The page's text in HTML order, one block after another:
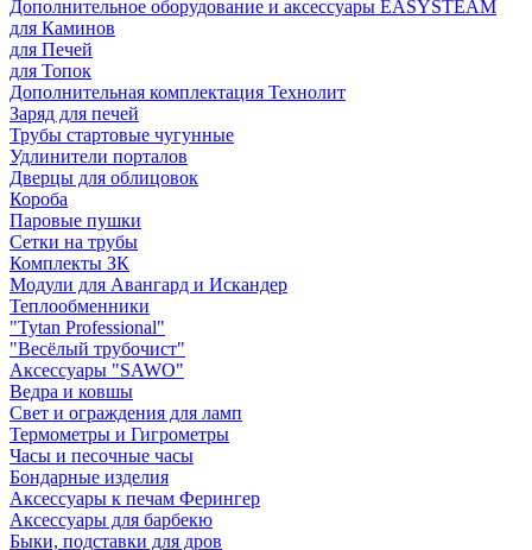
Дополнительное оборудование и аксессуары EASYSTEAM
для Каминов
для Печей
для Топок
Дополнительная комплектация Технолит
Заряд для печей
Трубы стартовые чугунные
Удлинители порталов
Дверцы для облицовок
Короба
Паровые пушки
Сетки на трубы
Комплекты ЗК
Модули для Авангард и Искандер
Теплообменники
"Tytan Professional"
"Весёлый трубочист"
Аксессуары "SAWO"
Ведра и ковшы
Свет и ограждения для ламп
Термометры и Гигрометры
Часы и песочные часы
Бондарные изделия
Аксессуары к печам Ферингер
Аксессуары для барбекю
Быки, подставки для дров